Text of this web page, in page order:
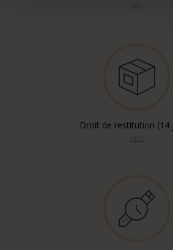
Droit de restitution (14